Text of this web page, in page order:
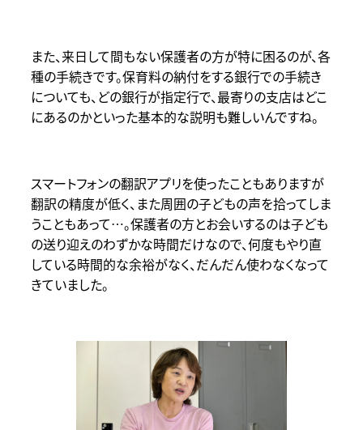
また、来日して間もない保護者の方が特に困るのが、各
種の手続きです。保育料の納付をする銀行での手続き
についても、どの銀行が指定行で、最寄りの支店はどこ
にあるのかといった基本的な説明も難しいんですね。
スマートフォンの翻訳アプリを使ったこともありますが
翻訳の精度が低く、また周囲の子どもの声を拾ってしま
うこともあって…。保護者の方とお会いするのは子ども
の送り迎えのわずかな時間だけなので、何度もやり直
している時間的な余裕がなく、だんだん使わなくなって
きていました。